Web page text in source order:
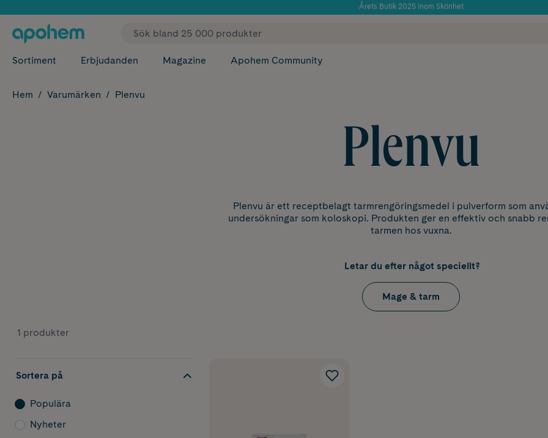
Årets Butik 2025 inom Skönhet
Använd kod: SOMMAR20 för 20% över 649kr
✓ Fri frakt
Sortiment Erbjudanden Magazine Apohem Community
Hem Varumärken Plenvu
Plenvu
Plenvu är ett receptbelagt tarmrengöringsmedel i pulverform som
undersökningar som koloskopi. Produkten ger en effektiv och snabb
tarmen hos vuxna.
Letar du efter något speciellt?
Mage & tarm
1 produkter
Sortera på
Populära
Nyheter